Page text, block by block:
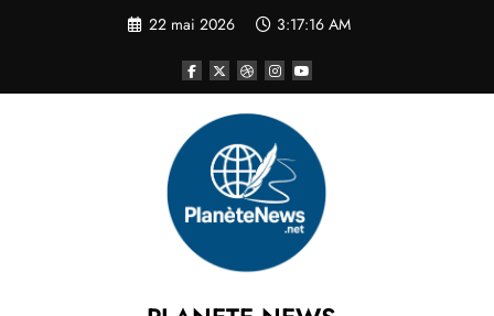
22 mai 2026 3:17:17 AM